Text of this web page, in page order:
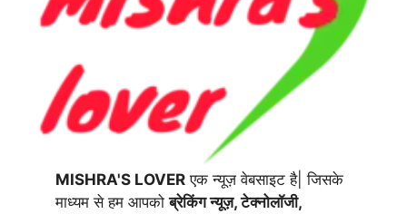
MISHRA'S LOVER एक न्यूज़ वेबसाइट है| जिसके
माध्यम से हम आपकोब्रेकिंग न्यूज़, टेक्नोलॉजी,